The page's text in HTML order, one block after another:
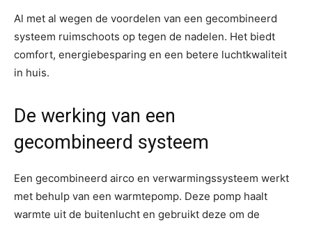
Al met al wegen de voordelen van een gecombineerd
systeem ruimschoots op tegen de nadelen. Het biedt
comfort, energiebesparing en een betere luchtkwaliteit
in huis.
De werking van een
gecombineerd systeem
Een gecombineerd airco en verwarmingssysteem werkt
met behulp van een warmtepomp. Deze pomp haalt
warmte uit de buitenlucht en gebruikt deze om de